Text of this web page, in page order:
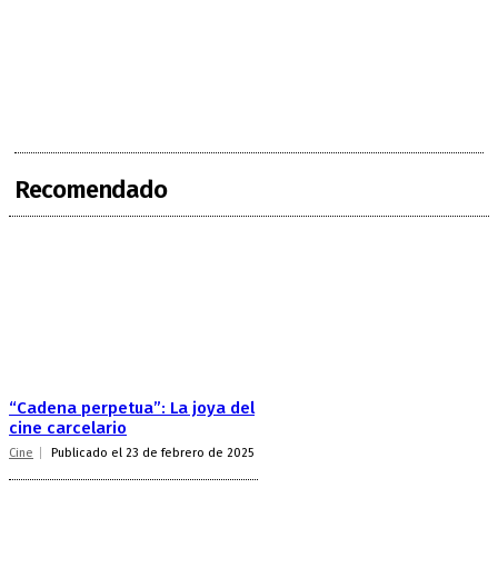
Recomendado
“Cadena perpetua”: La joya del
cine carcelario
Cine Publicado el 23 de febrero de 2025